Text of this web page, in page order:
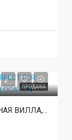
ПРОДАЖА
ПУЭРТО-БАНУС: ОЧАРОВАТЕЛЬНАЯ ВИЛЛА, ИДЕАЛЬНО ПОДХОДЯЩАЯ ДЛЯ ИНВЕСТИЦИЙ В ПРЕВОСХОДНОМ МЕСТЕ